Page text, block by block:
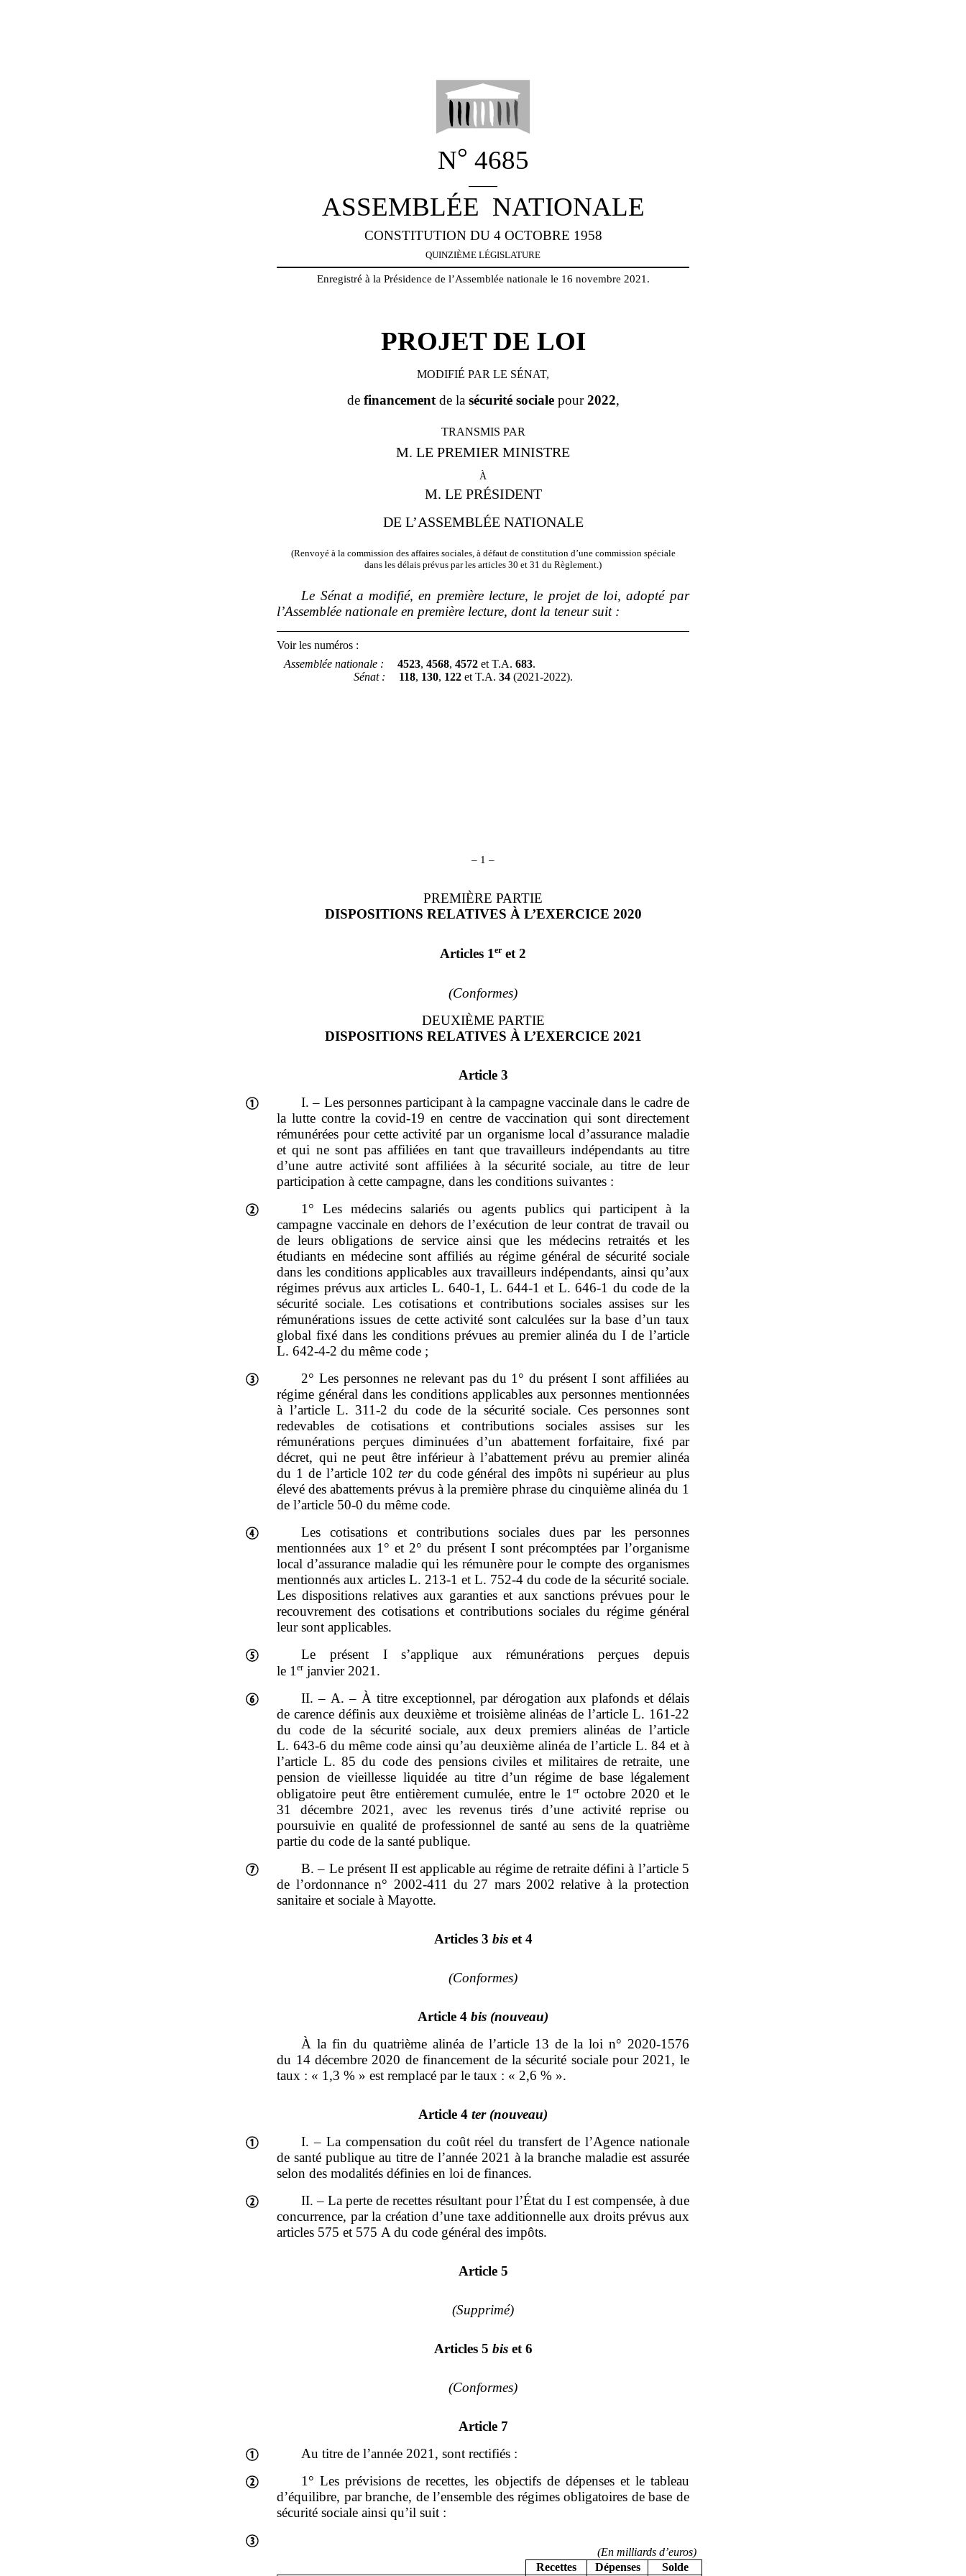
N° 4685
ASSEMBLÉE NATIONALE
CONSTITUTION DU 4 OCTOBRE 1958
QUINZIÈME LÉGISLATURE
Enregistré à la Présidence de l’Assemblée nationale le 16 novembre 2021.
PROJET DE LOI
MODIFIÉ PAR LE SÉNAT,
de financementde la sécurité socialepour2022,
TRANSMIS PAR
M. LE PREMIER MINISTRE
à
M. LE PRÉSIDENT
DE L’ASSEMBLÉE NATIONALE
(Renvoyé à la commission des affaires sociales, à défaut de constitution d’une commission spéciale
dans les délais prévus par les articles 30 et 31 du Règlement.)
Le Sénat a modifié, en première lecture, le projet de loi, adopté par
l’Assemblée nationale en première lecture, dont la teneur suit :
Voir les numéros :
Assemblée nationale : 4523,4568,4572 et T.A.683.
Sénat : 118, 130, 122et T.A. 34(2021‑2022).
– 1 –
PREMIÈRE PARTIE
DISPOSITIONS RELATIVES À L’EXERCICE 2020
Articles 1er et 2
(Conformes)
DEUXIÈME PARTIE
DISPOSITIONS RELATIVES À L’EXERCICE 2021
Article 3
I. – Les personnes participant à la campagne vaccinale dans le cadre de
la lutte contre la covid‑19 en centre de vaccination qui sont directement
rémunérées pour cette activité par un organisme local d’assurance maladie
et qui ne sont pas affiliées en tant que travailleurs indépendants au titre
d’une autre activité sont affiliées à la sécurité sociale, au titre de leur
participation à cette campagne, dans les conditions suivantes :
1° Les médecins salariés ou agents publics qui participent à la
campagne vaccinale en dehors de l’exécution de leur contrat de travail ou
de leurs obligations de service ainsi que les médecins retraités et les
étudiants en médecine sont affiliés au régime général de sécurité sociale
dans les conditions applicables aux travailleurs indépendants, ainsi qu’aux
régimes prévus aux articles L. 640‑1, L. 644‑1 et L. 646‑1 du code de la
sécurité sociale. Les cotisations et contributions sociales assises sur les
rémunérations issues de cette activité sont calculées sur la base d’un taux
global fixé dans les conditions prévues au premier alinéa du I de l’article
L. 642‑4‑2 du même code ;
2° Les personnes ne relevant pas du 1° du présent I sont affiliées au
régime général dans les conditions applicables aux personnes mentionnées
à l’article L. 311‑2 du code de la sécurité sociale. Ces personnes sont
redevables de cotisations et contributions sociales assises sur les
rémunérations perçues diminuées d’un abattement forfaitaire, fixé par
décret, qui ne peut être inférieur à l’abattement prévu au premier alinéa
du 1 de l’article 102 terdu code général des impôts ni supérieur au plus
élevé des abattements prévus à la première phrase du cinquième alinéa du 1
de l’article 50‑0 du même code.
Les cotisations et contributions sociales dues par les personnes
mentionnées aux 1° et 2° du présent I sont précomptées par l’organisme
local d’assurance maladie qui les rémunère pour le compte des organismes
mentionnés aux articles L. 213‑1 et L. 752‑4 du code de la sécurité sociale.
Les dispositions relatives aux garanties et aux sanctions prévues pour le
recouvrement des cotisations et contributions sociales du régime général
leur sont applicables.
Le présent I s’applique aux rémunérations perçues depuis
le 1er janvier 2021.
II. – A. – À titre exceptionnel, par dérogation aux plafonds et délais
de carence définis aux deuxième et troisième alinéas de l’article L. 161‑22
du code de la sécurité sociale, aux deux premiers alinéas de l’article
L. 643‑6 du même code ainsi qu’au deuxième alinéa de l’article L. 84 et à
l’article L. 85 du code des pensions civiles et militaires de retraite, une
pension de vieillesse liquidée au titre d’un régime de base légalement
obligatoire peut être entièrement cumulée, entre le 1 eroctobre 2020 et le
31 décembre 2021, avec les revenus tirés d’une activité reprise ou
poursuivie en qualité de professionnel de santé au sens de la quatrième
partie du code de la santé publique.
B. – Le présent II est applicable au régime de retraite défini à l’article 5
de l’ordonnance n° 2002‑411 du 27 mars 2002 relative à la protection
sanitaire et sociale à Mayotte.
Articles 3 biset 4
(Conformes)
Article 4 bis (nouveau)
À la fin du quatrième alinéa de l’article 13 de la loi n° 2020‑1576
du 14 décembre 2020 de financement de la sécurité sociale pour 2021, le
taux : « 1,3 % » est remplacé par le taux : « 2,6 % ».
Article 4 ter (nouveau)
I. – La compensation du coût réel du transfert de l’Agence nationale
de santé publique au titre de l’année 2021 à la branche maladie est assurée
selon des modalités définies en loi de finances.
II. – La perte de recettes résultant pour l’État du I est compensée, à due
concurrence, par la création d’une taxe additionnelle aux droits prévus aux
articles 575 et 575 A du code général des impôts.
Article 5
(Supprimé)
Articles 5 biset 6
(Conformes)
Article 7
Au titre de l’année 2021, sont rectifiés :
1° Les prévisions de recettes, les objectifs de dépenses et le tableau
d’équilibre, par branche, de l’ensemble des régimes obligatoires de base de
sécurité sociale ainsi qu’il suit :
(En milliards d’euros)
Recettes
Dépenses Solde